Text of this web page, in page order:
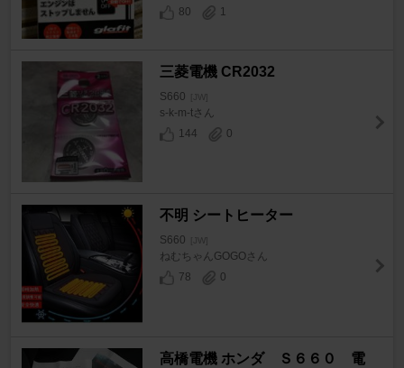
80 1
三菱電機 CR2032
S660 [JW]
s-k-m-tさん
144
0
不明 シートヒーター
S660 [JW]
ねむちゃんGOGOさん
78
0
高橋電機 ホンダ Ｓ６６０ 電